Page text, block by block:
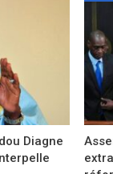
Diagne